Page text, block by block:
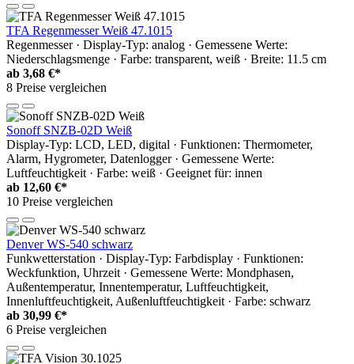
TFA Regenmesser Weiß 47.1015
Regenmesser · Display-Typ: analog · Gemessene Werte:
Niederschlagsmenge · Farbe: transparent, weiß · Breite: 11.5 cm
ab 3,68 €*
8 Preise vergleichen
Sonoff SNZB-02D Weiß
Display-Typ: LCD, LED, digital · Funktionen: Thermometer,
Alarm, Hygrometer, Datenlogger · Gemessene Werte:
Luftfeuchtigkeit · Farbe: weiß · Geeignet für: innen
ab 12,60 €*
10 Preise vergleichen
Denver WS-540 schwarz
Funkwetterstation · Display-Typ: Farbdisplay · Funktionen:
Weckfunktion, Uhrzeit · Gemessene Werte: Mondphasen,
Außentemperatur, Innentemperatur, Luftfeuchtigkeit,
Innenluftfeuchtigkeit, Außenluftfeuchtigkeit · Farbe: schwarz
ab 30,99 €*
6 Preise vergleichen